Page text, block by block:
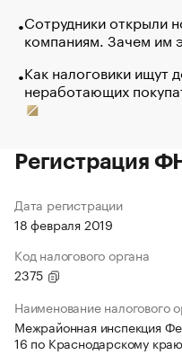
Сотрудники открыли
компаниям. Зачем им
Как налоговики ищут
неработающих
Регистрация
Дата регистрации
18 февраля 2019
Код налогового органа
2375
Наименование налогового
Межрайонная инспекция
16 по Краснодарскому краю